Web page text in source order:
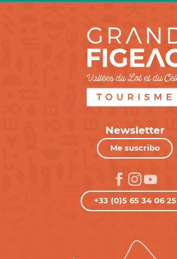
Newsletter
Me suscribo
+33 (0)5 65 34 06 25